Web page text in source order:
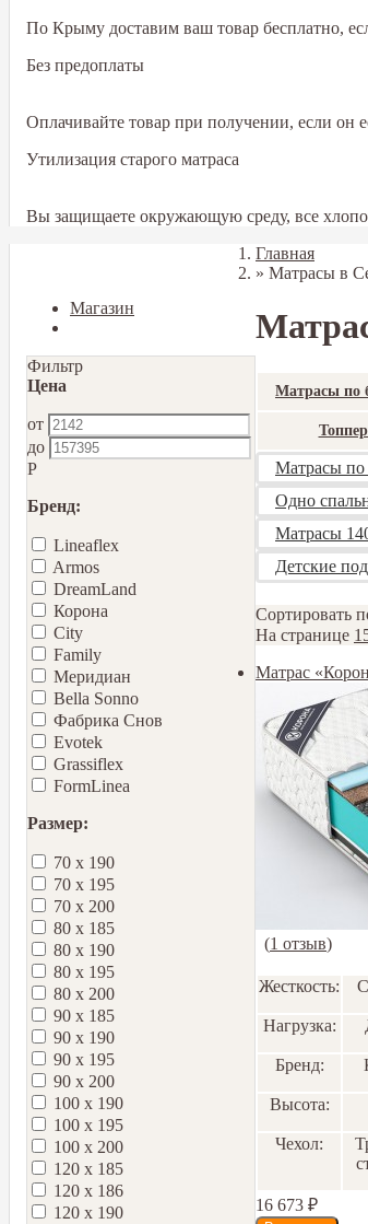
По Крыму доставим ваш товар бесплатно,
Без предоплаты
Оплачивайте товар при получении, если он
Утилизация старого матраса
Вы защищаете окружающую среду, все
Магазин
Фильтр
Цена
от
до
Р
Бренд:
Lineaflex
Armos
DreamLand
Корона
City
Family
Меридиан
Bella Sonno
Фабрика Снов
Еvotek
Grassiflex
FormLinea
Размер:
70 х 190
70 х 195
70 х 200
80 х 185
80 х 190
80 х 195
80 х 200
90 х 185
90 х 190
90 х 195
90 х 200
100 х 190
100 х 195
100 х 200
120 х 185
120 х 186
120 х 190
Главная
» Матрасы в
Матрасы по
Матрасы по
Одно
Матрасы
Детские
Сортировать
На странице
Матрас
(1 отзыв)
Жесткость:
Нагрузка:
Бренд:
Высота:
Чехол:
16 673 ₽